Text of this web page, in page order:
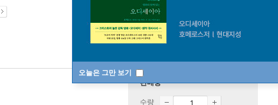
오늘은 그만 보기
판매중
수량